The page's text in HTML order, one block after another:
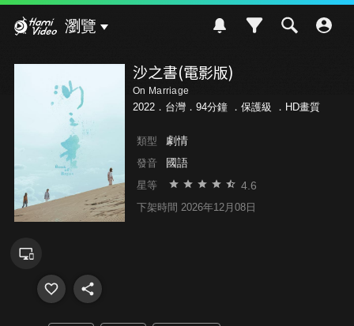
瀏覽
沙之書(電影版)
On Marriage
2022．台灣．94分鐘 ． 保護級 ．HD畫質
類型 劇情
發音 國語
星等 4.6
下架時間 2026年12月08日